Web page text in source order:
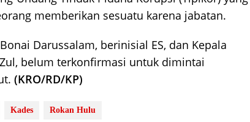
memberikan sesuatu karena jabatan.
Darussalam, berinisial ES, dan Kepala
belum terkonfirmasi untuk dimintai
(KRO/RD/KP)
Kades Rokan Hulu